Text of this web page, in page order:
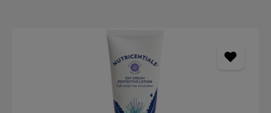
Bildergalerie überspringen